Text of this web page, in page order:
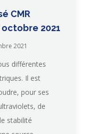
CMR
2021
2021
différentes
Il est
pour ses
de
stabilité